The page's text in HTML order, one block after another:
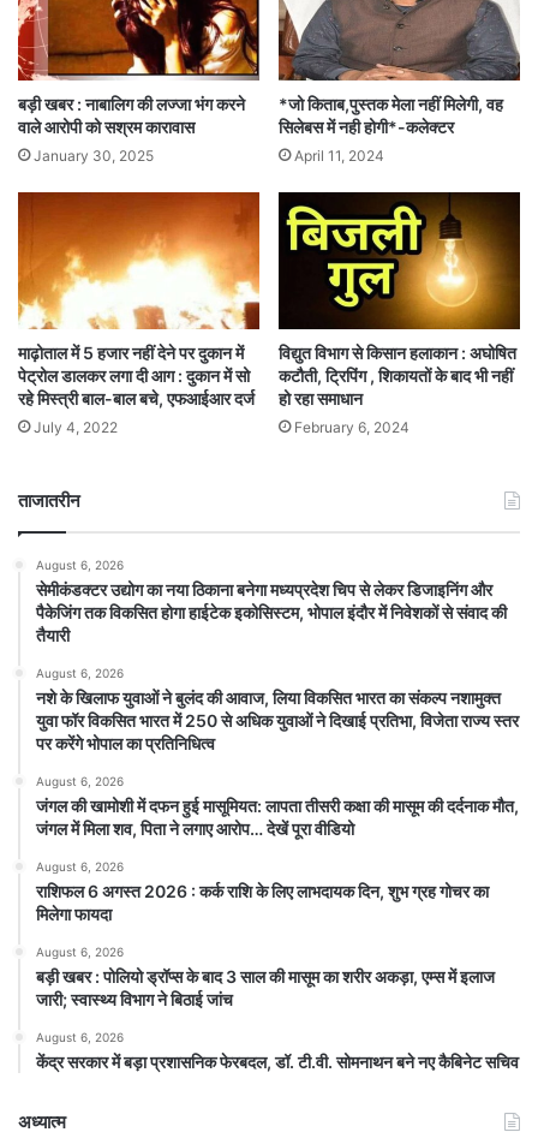
बड़ी खबर : नाबालिग की लज्‍जा भंग करने
वाले आरोपी को सश्रम कारावास
January 30, 2025
*जो किताब,पुस्तक मेला नहीं मिलेगी, वह
सिलेबस में नही होगी*-कलेक्टर
April 11, 2024
माढ़ोताल में 5 हजार नहीं देने पर दुकान में
पेट्रोल डालकर लगा दी आग : दुकान में सो
रहे मिस्त्री बाल-बाल बचे, एफआईआर दर्ज
July 4, 2022
विद्युत विभाग से किसान हलाकान : अघोषित
कटौती, ट्रिपिंग , शिकायतों के बाद भी नहीं
हो रहा समाधान
February 6, 2024
ताजातरीन
August 6, 2026
सेमीकंडक्टर उद्योग का नया ठिकाना बनेगा मध्यप्रदेश चिप से लेकर डिजाइनिंग और
पैकेजिंग तक विकसित होगा हाईटेक इकोसिस्टम, भोपाल इंदौर में निवेशकों से संवाद की
तैयारी
August 6, 2026
नशे के खिलाफ युवाओं ने बुलंद की आवाज, लिया विकसित भारत का संकल्प नशामुक्त
युवा फॉर विकसित भारत में 250 से अधिक युवाओं ने दिखाई प्रतिभा, विजेता राज्य स्तर
पर करेंगे भोपाल का प्रतिनिधित्व
August 6, 2026
जंगल की खामोशी में दफन हुई मासूमियत: लापता तीसरी कक्षा की मासूम की दर्दनाक मौत,
जंगल में मिला शव, पिता ने लगाए आरोप… देखें पूरा वीडियो
August 6, 2026
राशिफल 6 अगस्त 2026 : कर्क राशि के लिए लाभदायक दिन, शुभ ग्रह गोचर का
मिलेगा फायदा
August 6, 2026
बड़ी खबर : पोलियो ड्रॉप्स के बाद 3 साल की मासूम का शरीर अकड़ा, एम्स में इलाज
जारी; स्वास्थ्य विभाग ने बिठाई जांच
August 6, 2026
केंद्र सरकार में बड़ा प्रशासनिक फेरबदल, डॉ. टी.वी. सोमनाथन बने नए कैबिनेट सचिव
अध्यात्म